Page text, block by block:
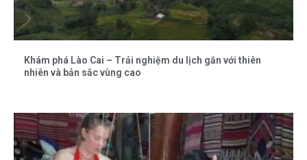
Khám phá Lào Cai – Trải nghiệm du lịch gắn với thiên
nhiên và bản sắc vùng cao